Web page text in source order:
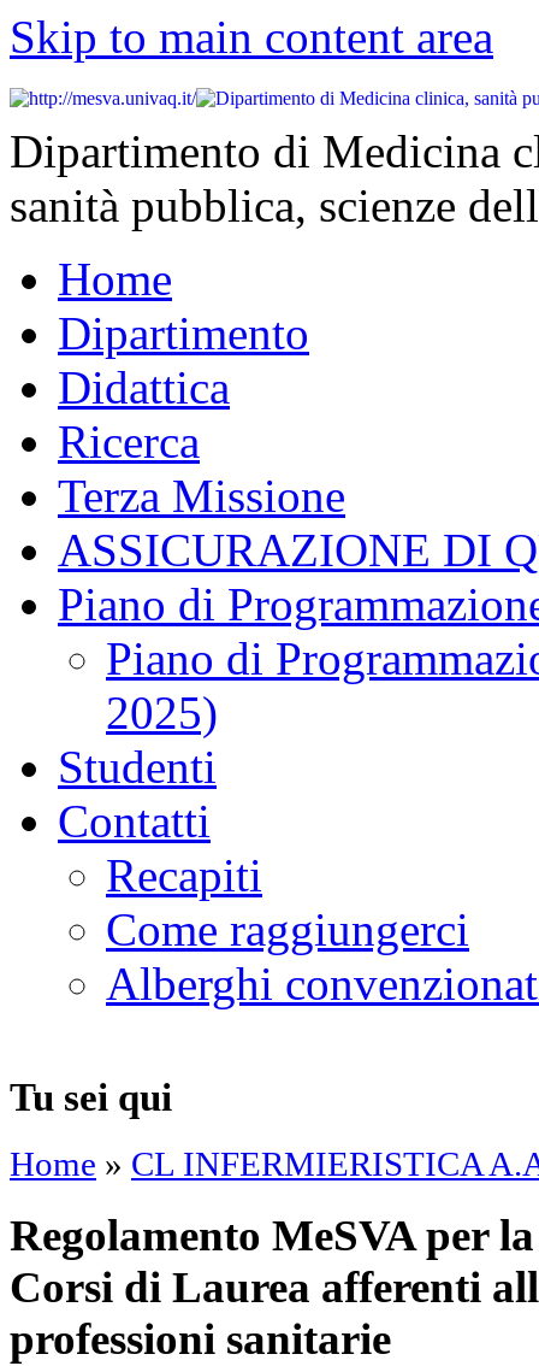
Skip to main content area
Dipartimento di Medicina
sanità pubblica, scienze
Home
Dipartimento
Didattica
Ricerca
Terza Missione
ASSICURAZIONE DI
Piano di
Piano di
2025)
Studenti
Contatti
Recapiti
Come raggiungerci
Alberghi
Tu sei qui
Home » CL INFERMIERISTICA
Regolamento MeSVA per
Corsi di Laurea afferenti
professioni sanitarie